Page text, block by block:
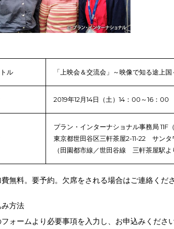
ル 「上映会＆交流会」～映像で知る途上国
2019年12月14日（土）14：00～16：00
プラン・インターナショナル事務局 11F
東京都世田谷区三軒茶屋2-11-22 サンタ
（田園都市線／世田谷線 三軒茶屋駅よ
無料。要予約。欠席をされる場合はご連絡くだ
方法
ォームより必要事項を入力し、お申込みください